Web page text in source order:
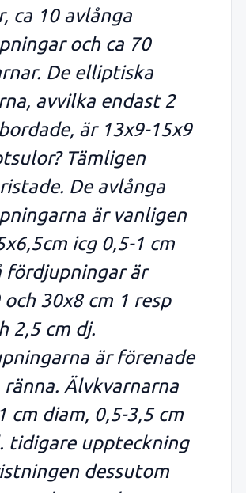
ca 10 avlånga
och ca 70
De elliptiska
avvilka endast 2
är 13x9-15x9
Tämligen
De avlånga
är vanligen
icg 0,5-1 cm
fördjupningar är
30x8 cm 1 resp
2,5 cm dj.
är förenade
ränna. Älvkvarnarna
cm diam, 0,5-3,5 cm
tidigare uppteckning
dessutom